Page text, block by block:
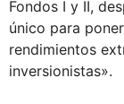
Fondos I y II,
único para
rendimientos
inversionistas».